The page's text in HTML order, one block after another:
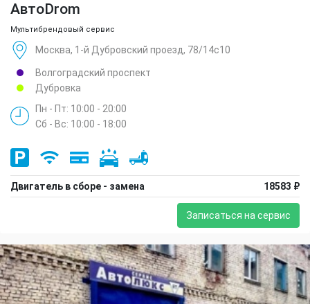
АвтоDrom
Мультибрендовый сервис
Москва, 1-й Дубровский проезд, 78/14с10
Волгоградский проспект
Дубровка
Пн - Пт: 10:00 - 20:00
Сб - Вс: 10:00 - 18:00
Двигатель в сборе - замена 18583 ₽
Записаться на сервис